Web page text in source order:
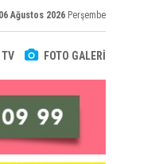
06 Ağustos 2026 Perşembe
TV FOTO GALERİ